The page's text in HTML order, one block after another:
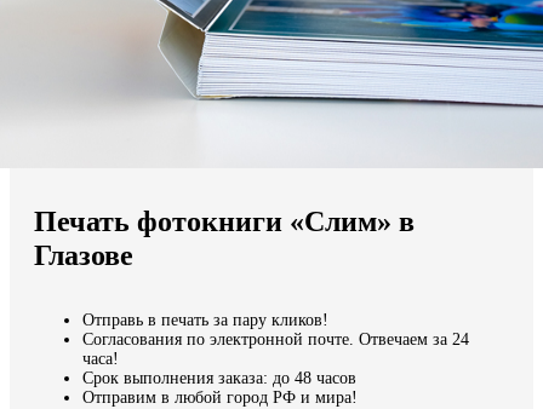
Мы доставляем по всему миру
Продолжить без города
Печать фотокниги «Слим» в
Глазове
Отправь в печать за пару кликов!
Согласования по электронной почте. Отвечаем за 24
часа!
Срок выполнения заказа: до 48 часов
Отправим в любой город РФ и мира!